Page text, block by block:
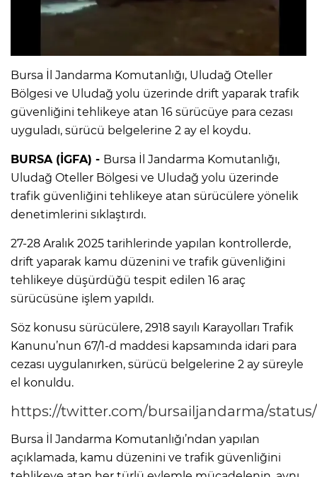
Bursa İl Jandarma Komutanlığı, Uludağ Oteller
Bölgesi ve Uludağ yolu üzerinde drift yaparak trafik
güvenliğini tehlikeye atan 16 sürücüye para cezası
uyguladı, sürücü belgelerine 2 ay el koydu.
BURSA (İGFA) - Bursa İl Jandarma Komutanlığı,
Uludağ Oteller Bölgesi ve Uludağ yolu üzerinde
trafik güvenliğini tehlikeye atan sürücülere yönelik
denetimlerini sıklaştırdı.
27-28 Aralık 2025 tarihlerinde yapılan kontrollerde,
drift yaparak kamu düzenini ve trafik güvenliğini
tehlikeye düşürdüğü tespit edilen 16 araç
sürücüsüne işlem yapıldı.
Söz konusu sürücülere, 2918 sayılı Karayolları Trafik
Kanunu’nun 67/1-d maddesi kapsamında idari para
cezası uygulanırken, sürücü belgelerine 2 ay süreyle
el konuldu.
https://twitter.com/bursailjandarma/status/
Bursa İl Jandarma Komutanlığı’ndan yapılan
açıklamada, kamu düzenini ve trafik güvenliğini